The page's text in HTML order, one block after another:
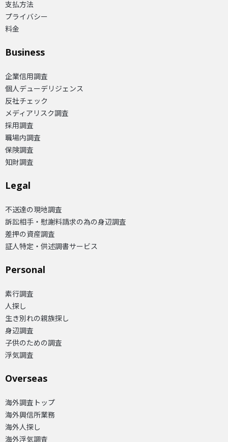
支払方法
プライバシー
料金
Business
企業信用調査
個人デューデリジェンス
反社チェック
メディアリスク調査
採用調査
職場内調査
保険調査
知財調査
Legal
不送達の現地調査
訴訟相手・慰謝料請求の為の身辺調査
差押の資産調査
証人特定・供述調書サービス
Personal
素行調査
人探し
生き別れの親族探し
身辺調査
子供のための調査
浮気調査
Overseas​
海外調査トップ
海外興信所業務
海外人探し
海外浮気調査